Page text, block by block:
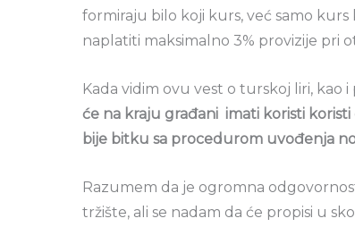
formiraju bilo koji kurs, već samo
naplatiti maksimalno 3% provizije pri
Kada vidim ovu vest o turskoj liri, kao
će na kraju građani imati koristi
bije bitku sa procedurom uvođenja
Razumem da je ogromna
tržište, ali se nadam da će propisi u